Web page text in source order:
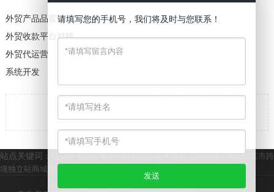
外贸产品品宣短视频拍摄
外贸收款平台对接
外贸代运营
系统开发
站点关键词： 哈尔滨市跨境电商平台哈尔滨市外贸独立站商城开发哈尔滨市跨
境独立站商城 哈尔滨市产品出海商城服务
请填写您的手机号，我们将及时与您联系！